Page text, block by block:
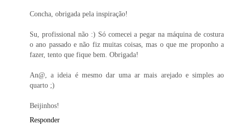
Concha, obrigada pela inspiração!
Su, profissional não :) Só comecei a pegar na máquina de costura
o ano passado e não fiz muitas coisas, mas o que me proponho a
fazer, tento que fique bem. Obrigada!
An@, a ideia é mesmo dar uma ar mais arejado e simples ao
quarto ;)
Beijinhos!
Responder